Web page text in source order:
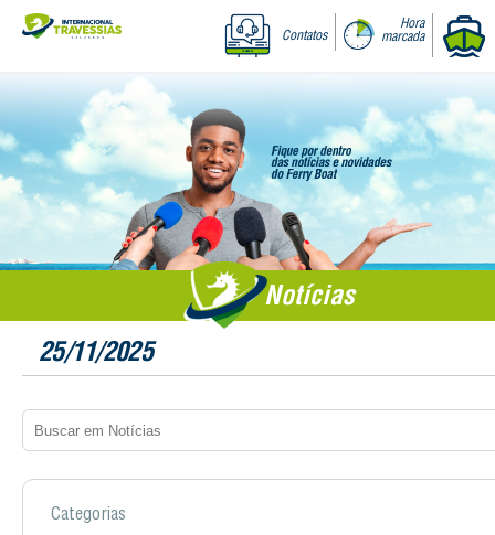
Contatos
Hora
marcada
Notícias
25/11/2025
Categorias